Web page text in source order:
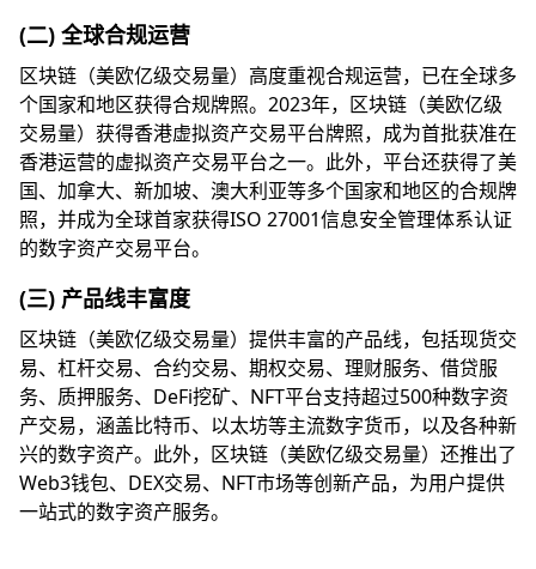
(二) 全球合规运营
区块链（美欧亿级交易量）高度重视合规运营，已在全球多
个国家和地区获得合规牌照。2023年，区块链（美欧亿级
交易量）获得香港虚拟资产交易平台牌照，成为首批获准在
香港运营的虚拟资产交易平台之一。此外，平台还获得了美
国、加拿大、新加坡、澳大利亚等多个国家和地区的合规牌
照，并成为全球首家获得ISO 27001信息安全管理体系认证
的数字资产交易平台。
(三) 产品线丰富度
区块链（美欧亿级交易量）提供丰富的产品线，包括现货交
易、杠杆交易、合约交易、期权交易、理财服务、借贷服
务、质押服务、DeFi挖矿、NFT平台支持超过500种数字资
产交易，涵盖比特币、以太坊等主流数字货币，以及各种新
兴的数字资产。此外，区块链（美欧亿级交易量）还推出了
Web3钱包、DEX交易、NFT市场等创新产品，为用户提供
一站式的数字资产服务。